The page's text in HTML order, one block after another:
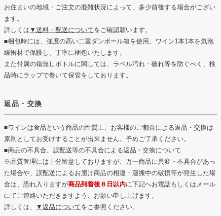
お住まいの地域・ご注文の混雑状況によって、多少前後する場合がござい
ます。
詳しくは ▼送料・配送についてをご確認願います。
■梱包時には、強度の高い二重ダンボール箱を使用。ワイン1本1本を気泡
緩衝材で保護し、丁寧に梱包いたします。
また付属の箱無しボトルに関しては、ラベル汚れ・破れ等を防ぐべく、検
品時にラップで巻いて保管をしております。
返品・交換
■ワインは食品という商品の性質上、お客様のご都合による返品・交換は
原則としてお受けすることが出来ません。予めご了承ください。
■商品の不具合、誤配送等の不具合による返品・交換について
※品質管理には十分留意しておりますが、万一商品に異変・不具合があっ
た場合や、誤配送によるお届け商品の相違・運搬中の破損等が発生した場
合は、恐れ入りますが商品到着後８日以内に下記へお電話もしくはメール
にてご連絡いただきますよう、お願い申し上げます。
詳しくは、
▼返品についてをご参照ください。